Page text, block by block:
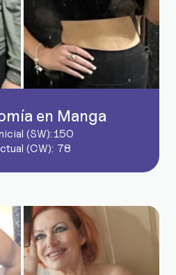
en Manga
(SW):
(CW):
150
78